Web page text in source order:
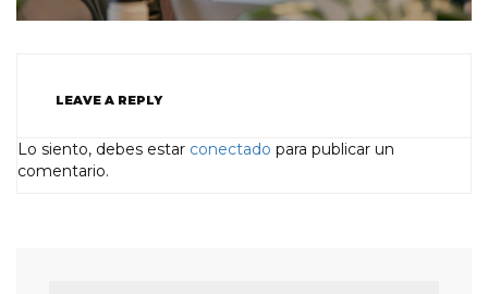
LEAVE A REPLY
Lo siento, debes estar conectado para publicar un
comentario.